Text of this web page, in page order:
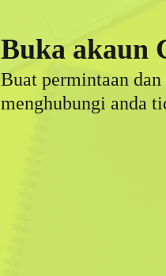
Buka akaun
Buat permintaan
menghubungi anda